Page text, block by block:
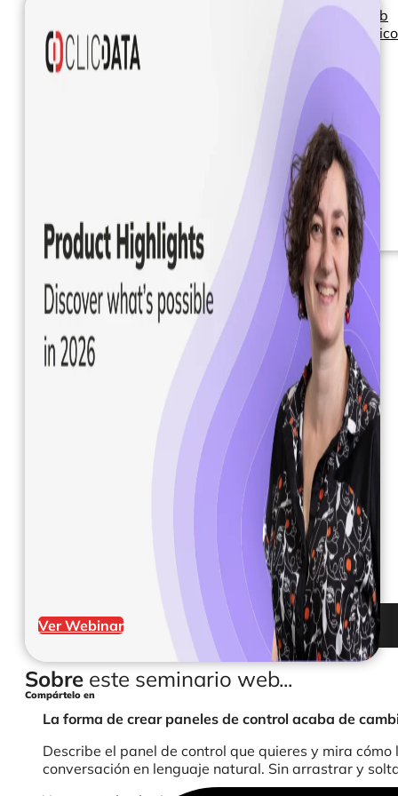
Nuestros servicios
Seminarios web
Libros
Nuestro Blog
Precios
Ver Webinar
Sobre este seminario web...
La forma de crear paneles de control acaba de
Describe el panel de control que quieres y mira
conversación en lenguaje natural. Sin arrastrar y
Compártelo en